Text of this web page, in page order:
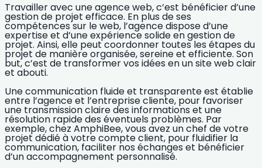
Travailler avec une agence web, c’est bénéficier d’une
gestion de projet efficace. En plus de ses
compétences sur le web, l’agence dispose d’une
expertise et d’une expérience solide en gestion de
projet. Ainsi, elle peut coordonner toutes les étapes du
projet de manière organisée, sereine et efficiente. Son
but, c’est de transformer vos idées en un site web clair
et abouti.
Une communication fluide et transparente est établie
entre l’agence et l’entreprise cliente, pour favoriser
une transmission claire des informations et une
résolution rapide des éventuels problèmes. Par
exemple, chez AmphiBee, vous avez un chef de votre
projet dédié à votre compte client, pour fluidifier la
communication, faciliter nos échanges et bénéficier
d’un accompagnement personnalisé.